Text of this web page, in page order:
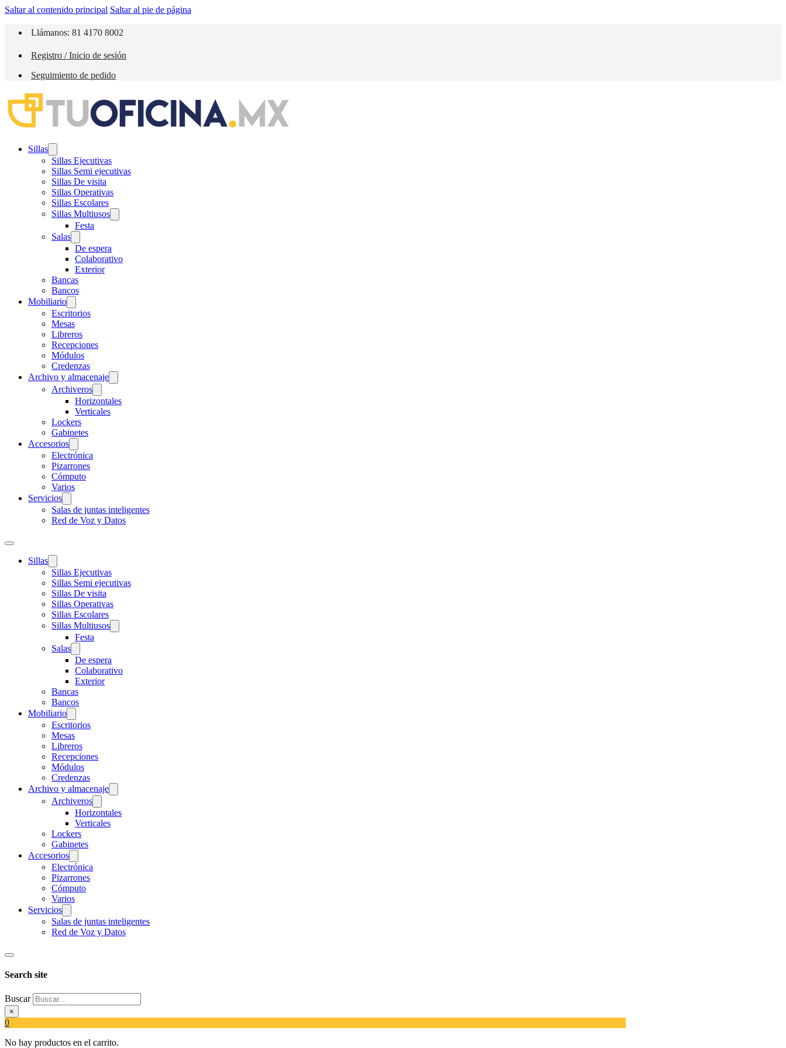
Saltar al contenido principal Saltar al pie de página
Llámanos: 81 4170 8002
Registro / Inicio de sesión
Seguimiento de pedido
Sillas
Sillas Ejecutivas
Sillas Semi ejecutivas
Sillas De visita
Sillas Operativas
Sillas Escolares
Sillas Multiusos
Festa
Salas
De espera
Colaborativo
Exterior
Bancas
Bancos
Mobiliario
Escritorios
Mesas
Libreros
Recepciones
Módulos
Credenzas
Archivo y almacenaje
Archiveros
Horizontales
Verticales
Lockers
Gabinetes
Accesorios
Electrónica
Pizarrones
Cómputo
Varios
Servicios
Salas de juntas inteligentes
Red de Voz y Datos
Sillas
Sillas Ejecutivas
Sillas Semi ejecutivas
Sillas De visita
Sillas Operativas
Sillas Escolares
Sillas Multiusos
Festa
Salas
De espera
Colaborativo
Exterior
Bancas
Bancos
Mobiliario
Escritorios
Mesas
Libreros
Recepciones
Módulos
Credenzas
Archivo y almacenaje
Archiveros
Horizontales
Verticales
Lockers
Gabinetes
Accesorios
Electrónica
Pizarrones
Cómputo
Varios
Servicios
Salas de juntas inteligentes
Red de Voz y Datos
Search site
Buscar
×
0
No hay productos en el carrito.